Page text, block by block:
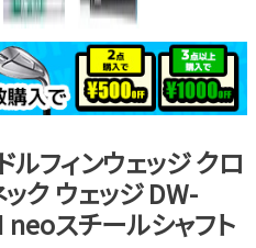
ルフィンウェッジ クロ
ク ウェッジ DW-
スチールシャフト